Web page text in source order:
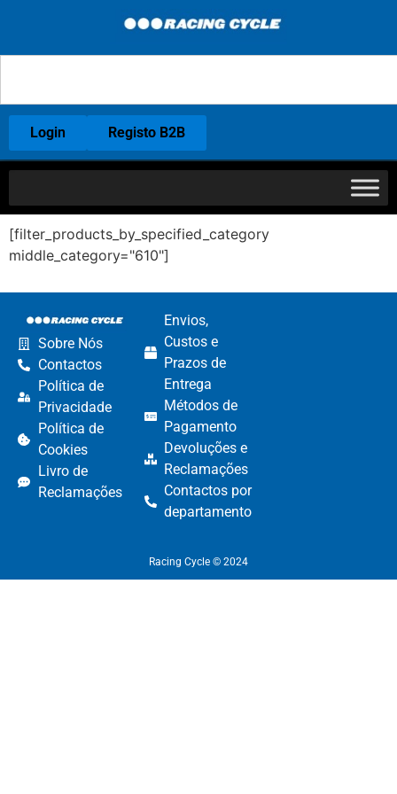
Login Registo B2B
[filter_products_by_specified_category
middle_category="610"]
Sobre Nós
Contactos
Política de
Privacidade
Política de
Cookies
Livro de
Reclamações
Envios,
Custos e
Prazos de
Entrega
Métodos de
Pagamento​
Devoluções e
Reclamações​
Contactos por
departamento​
Racing Cycle © 2024